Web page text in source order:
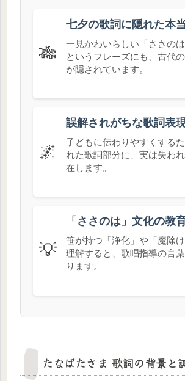
🎋
七夕の歌詞に隠れた本
一見かわいらしい「ささのは
というフレーズにも、古代
が隠されています。
🌌
誤解されがちな歌詞表
子どもに伝わりやすくする
れた歌詞部分に、実は失わ
在します。
💡
「ささのは」文化の教
笹が持つ「浄化」や「魔除
理解すると、歌唱指導の言
ります。
たなばたさま 歌詞の背景と